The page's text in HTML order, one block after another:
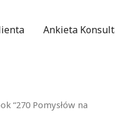
Ankieta
“270 Pomysłów na